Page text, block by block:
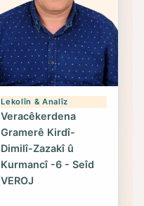
Lekolîn & Analîz
Veracêkerdena
Gramerê Kirdî-
Dimilî-Zazakî û
Kurmancî -6 - Seîd
VEROJ